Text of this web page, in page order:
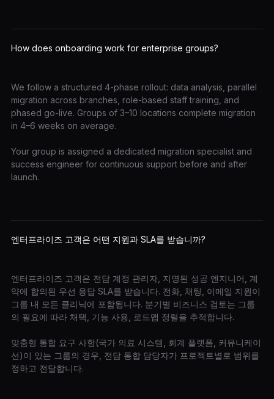
How does onboarding work for enterprise groups?
We follow a structured 4-phase rollout: data analysis, parallel
migration across branches, role-based staff training, and
phased go-live. Groups of 3–10 locations complete migration
in 4–6 weeks on average.
Your group is assigned a dedicated migration specialist and
success engineer for continuous support before and after
launch.
엔터프라이즈 고객은 어떤 지원과 SLA를 받습니까?
엔터프라이즈 고객은 전담 계정 관리자, 지명된 성공 엔지니어, 계
약에 합의된 우선 응답 SLA를 받습니다. 전화, 채팅, 이메일 지원이
그룹 내 모든 클리닉에 포함됩니다. 분기별 비즈니스 검토는 그룹
의 필요에 따라 채택, 기능 사용, 로드맵 정렬을 추적합니다.
맞춤형 통합 요구 사항(국가 의료 시스템, 회계 플랫폼, 커뮤니케이
션)이 있는 그룹의 경우, 전담 통합 담당자가 프로젝트별로 범위를
정하고 전달합니다.